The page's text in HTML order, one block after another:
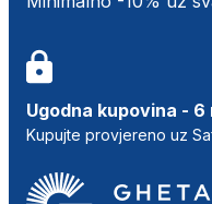
Ugodna kupovina - 6
Kupujte provjereno uz